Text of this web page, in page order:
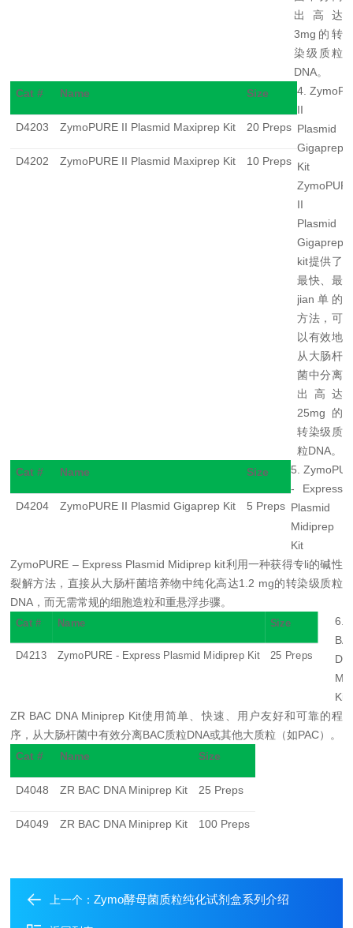
出高达
3mg的 转
染级质粒
DNA。
Cat #
Name Size
D4203 ZymoPURE II Plasmid Maxiprep Kit 20 Preps
D4202 ZymoPURE II Plasmid Maxiprep Kit 10 Preps
4.
II
Plasmid
Gigaprep
Kit
II
Plasmid
Gigaprep
kit提供了
最快、最
jian单 的
方法，可
以有效地
从大肠杆
菌中分离
出高达
25mg的
转染级质
粒DNA。
Cat #
Name Size
D4204 ZymoPURE II Plasmid Gigaprep Kit 5 Preps
5.
- Express
Plasmid
Midiprep
Kit
ZymoPURE – Express Plasmid Midiprep kit利用一种获得专li的碱性
裂解方法，直接从大肠杆菌培养物中纯化高达1.2 mg的转染级质粒
DNA，而无需常规的细胞造粒和重悬浮步骤。
Cat # Name Size
D4213 ZymoPURE - Express Plasmid Midiprep Kit 25 Preps
6.
Ki
ZR BAC DNA Miniprep Kit使用简单、快速、用户友好和可靠的程
序，从大肠杆菌中有效分离BAC质粒DNA或其他大质粒（如PAC）。
Cat #
Name Size
D4048 ZR BAC DNA Miniprep Kit 25 Preps
D4049 ZR BAC DNA Miniprep Kit 100 Preps
上一个：Zymo酵母菌质粒纯化试剂盒系列介绍